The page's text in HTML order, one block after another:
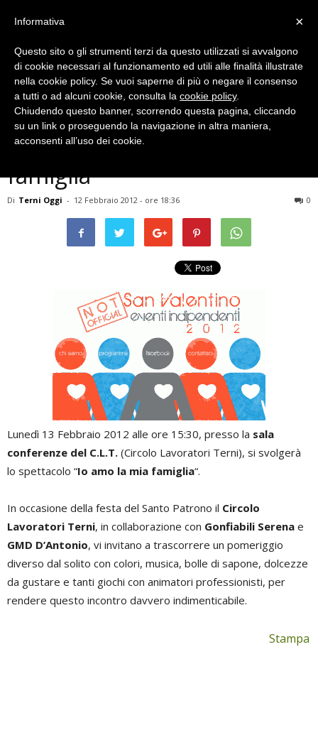
Eventi Archiviati
SPETTACOLO – Io amo la mia
famiglia
Di Terni Oggi - 12 Febbraio 2012 - ore 18:36 0
Lunedì 13 Febbraio 2012 alle ore 15:30, presso la sala
conferenze del C.L.T. (Circolo Lavoratori Terni), si svolgerà
lo spettacolo “Io amo la mia famiglia“.
In occasione della festa del Santo Patrono il Circolo
Lavoratori Terni, in collaborazione con Gonfiabili Serena e
GMD D’Antonio, vi invitano a trascorrere un pomeriggio
diverso dal solito con colori, musica, bolle di sapone, dolcezze
da gustare e tanti giochi con animatori professionisti, per
rendere questo incontro davvero indimenticabile.
Stampa
×
Informativa
Questo sito o gli strumenti terzi da questo utilizzati si avvalgono
di cookie necessari al funzionamento ed utili alle finalità illustrate
nella cookie policy. Se vuoi saperne di più o negare il consenso
a tutti o ad alcuni cookie, consulta la cookie policy.
Chiudendo questo banner, scorrendo questa pagina, cliccando
su un link o proseguendo la navigazione in altra maniera,
acconsenti all’uso dei cookie.